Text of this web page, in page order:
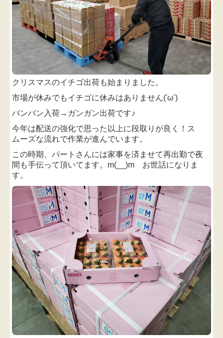
クリスマスのイチゴ出荷も始まりました。
市場が休みでもイチゴに休みはありません('ω')
バンバン入荷→ガンガン出荷です♪
今年は配送の強化で思った以上に段取りが良く！ス
ムーズな流れで作業が進んでいます。
この時期、パートさんには家事を済ませて再出勤で夜
間も手伝って頂いてます。 m(__)m お世話になりま
す。